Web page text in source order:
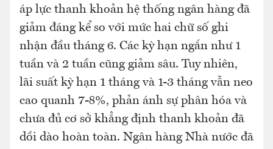
áp lực thanh khoản hệ thống ngân hàng đã
giảm đáng kể so với mức hai chữ số ghi
nhận đầu tháng 6. Các kỳ hạn ngắn như 1
tuần và 2 tuần cũng giảm sâu. Tuy nhiên,
lãi suất kỳ hạn 1 tháng và 1-3 tháng vẫn neo
cao quanh 7-8%, phản ánh sự phân hóa và
chưa đủ cơ sở khẳng định thanh khoản đã
dồi dào hoàn toàn. Ngân hàng Nhà nước đã